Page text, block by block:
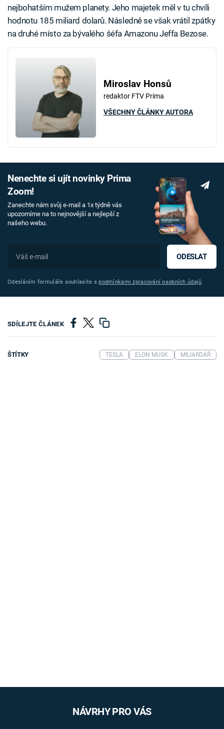
nejbohatším mužem planety. Jeho majetek měl v tu chvíli
hodnotu 185 miliard dolarů. Následně se však vrátil zpátky
na druhé místo za bývalého šéfa Amazonu Jeffa Bezose.
Miroslav Honsů
redaktor FTV Prima
VŠECHNY ČLÁNKY AUTORA
Nenechte si ujít novinky Prima
Zoom!
Zanechte nám svůj e-mail a 1x týdně vás
upozorníme na to nejnovější a nejlepší z
našeho webu.
ODESLAT
Odesláním formuláře souhlasíte spodmínkami zpracování osobních údajů
SDÍLEJTE ČLÁNEK
ŠTÍTKY TESLA ELON MUSK MILIARDÁŘ
NÁVRHY PRO VÁS